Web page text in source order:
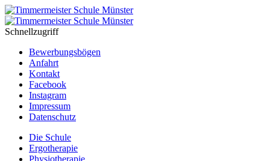
Schnellzugriff
Bewerbungsbögen
Anfahrt
Kontakt
Facebook
Instagram
Impressum
Datenschutz
Die Schule
Ergotherapie
Physiotherapie